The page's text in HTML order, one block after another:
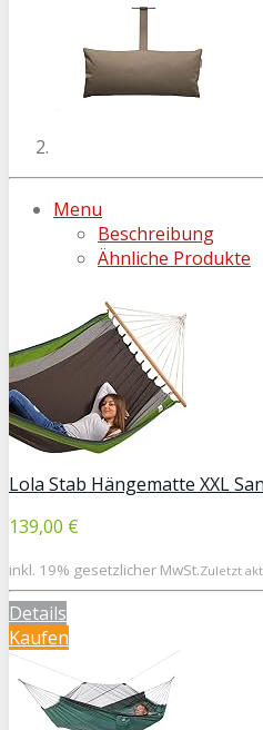
Menu
Beschreibung
Ähnliche Produkte
Lola Stab Hängematte XXL
139,00 €
inkl. 19% gesetzlicher MwSt.Zuletzt
Details
Kaufen